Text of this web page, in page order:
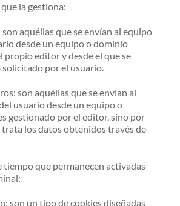
la gestiona:
aquéllas que se envían al equipo
desde un equipo o dominio
propio editor y desde el que se
solicitado por el usuario.
son aquéllas que se envían al
usuario desde un equipo o
gestionado por el editor, sino por
los datos obtenidos través de
tiempo que permanecen activadas
son un tipo de cookies diseñadas